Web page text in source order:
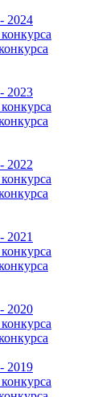
2024
2023
2022
2021
2020
2019